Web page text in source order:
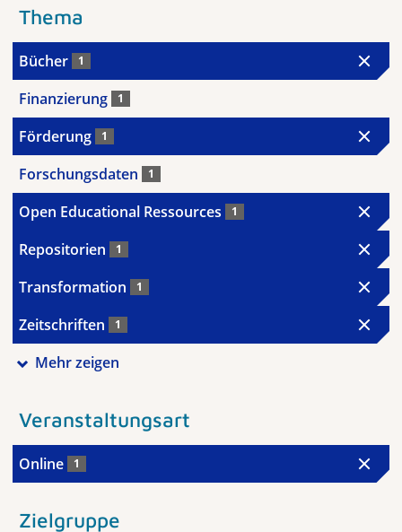
Thema
Bücher 1
Finanzierung 1
Förderung 1
Forschungsdaten 1
Open Educational Ressources 1
Repositorien 1
Transformation 1
Zeitschriften 1
Mehr zeigen
Veranstaltungsart
Online 1
Zielgruppe